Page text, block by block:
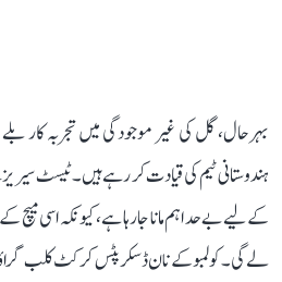
بہرحال، گل کی غیر موجودگی میں تجربہ کار
ہندوستانی ٹیم کی قیادت کر رہے ہیں۔ ٹیسٹ سیریز
کے لیے بے حد اہم مانا جا رہا ہے، کیونکہ اسی میچ